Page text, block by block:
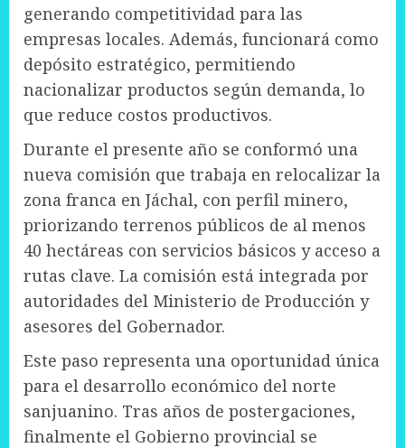
generando competitividad para las
empresas locales. Además, funcionará como
depósito estratégico, permitiendo
nacionalizar productos según demanda, lo
que reduce costos productivos.
Durante el presente año se conformó una
nueva comisión que trabaja en relocalizar la
zona franca en Jáchal, con perfil minero,
priorizando terrenos públicos de al menos
40 hectáreas con servicios básicos y acceso a
rutas clave. La comisión está integrada por
autoridades del Ministerio de Producción y
asesores del Gobernador.
Este paso representa una oportunidad única
para el desarrollo económico del norte
sanjuanino. Tras años de postergaciones,
finalmente el Gobierno provincial se